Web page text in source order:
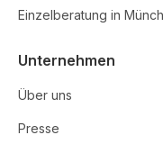
Einzelberatung in
Unternehmen
Über uns
Presse